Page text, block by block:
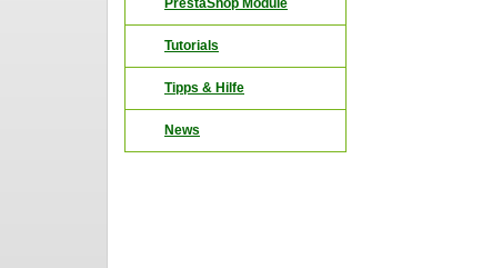
PrestaShop Module
Tutorials
Tipps & Hilfe
News